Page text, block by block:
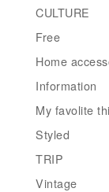
CULTURE
Free
Home
Information
My favolite
Styled
TRIP
Vintage